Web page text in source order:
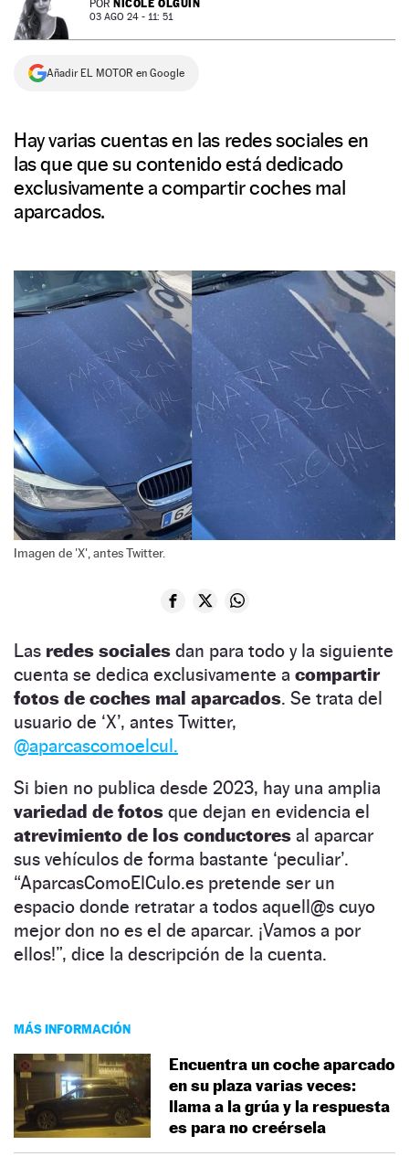
NEWSLETTER
SÍGUENOS
POR NICOLE OLGUÍN
03 AGO 24 - 11: 51
Añadir EL MOTOR en Google
Hay varias cuentas en las redes sociales en
las que que su contenido está dedicado
exclusivamente a compartir coches mal
aparcados.
Imagen de 'X', antes Twitter.
Las redes sociales dan para todo y la siguiente
cuenta se dedica exclusivamente a compartir
fotos de coches mal aparcados. Se trata del
usuario de ‘X’, antes Twitter,
@aparcascomoelcul.
Si bien no publica desde 2023, hay una amplia
variedad de fotos que dejan en evidencia el
atrevimiento de los conductores al aparcar
sus vehículos de forma bastante ‘peculiar’.
“AparcasComoElCulo.es pretende ser un
espacio donde retratar a todos aquell@s cuyo
mejor don no es el de aparcar. ¡Vamos a por
ellos!”, dice la descripción de la cuenta.
MÁS INFORMACIÓN
Encuentra un coche aparcado
en su plaza varias veces:
llama a la grúa y la respuesta
es para no creérsela